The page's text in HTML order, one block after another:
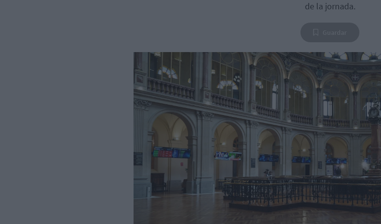
de la jornada.